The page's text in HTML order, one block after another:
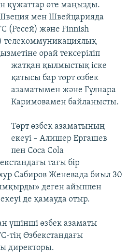
құжаттар өте маңызды.
Швеция мен Швейцарияда
(Ресей) және Finnish
телекоммуникациялық
орай тексеріліп
жатқан қылмыстық іске
қатысы бар төрт өзбек
азаматымен және Гүлнара
Каримовамен байланысты.
Төрт өзбек азаматының
екеуі – Алишер Ергашев
пен Coca Cola
тағы бір
Сабиров Женевада биыл 30
деген айыппен
де қамауда отыр.
үшінші өзбек азаматы
тің Өзбекстандағы
директоры.